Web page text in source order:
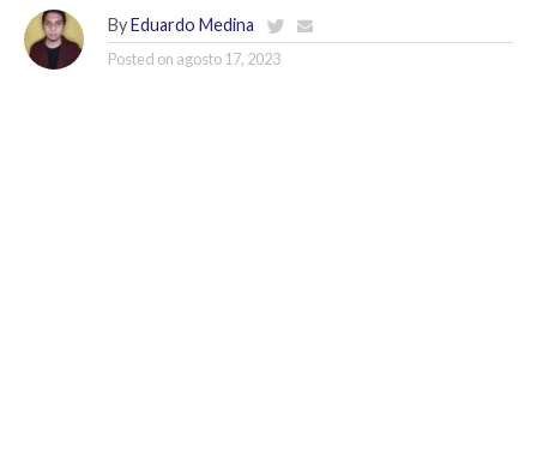
By Eduardo Medina
Posted on agosto 17, 2023